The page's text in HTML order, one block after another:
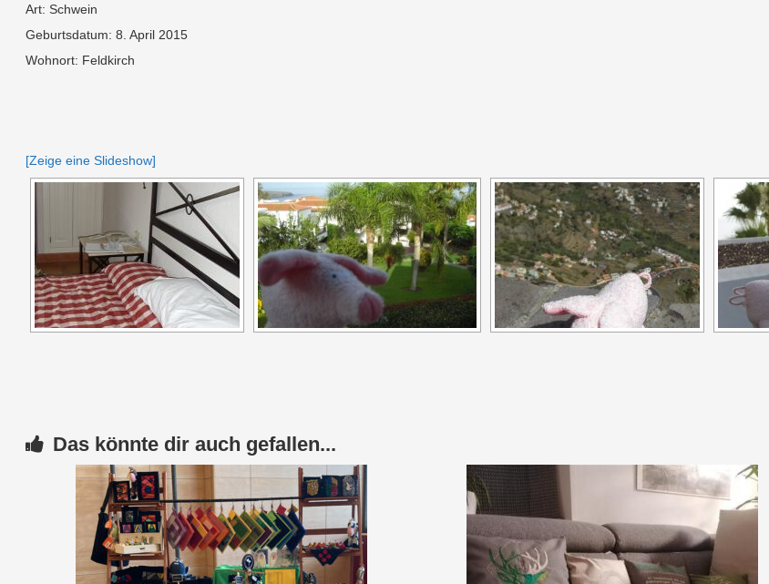
Art: Schwein
Geburtsdatum: 8. April 2015
Wohnort: Feldkirch
[Zeige eine Slideshow]
Das könnte dir auch gefallen...